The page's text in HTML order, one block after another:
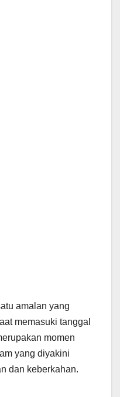
amalan yang
memasuki tanggal
momen
yang diyakini
dan keberkahan.